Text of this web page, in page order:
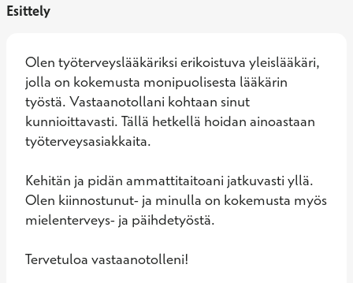
Esittely
Olen työterveyslääkäriksi erikoistuva yleislääkäri,
jolla on kokemusta monipuolisesta lääkärin
työstä. Vastaanotollani kohtaan sinut
kunnioittavasti. Tällä hetkellä hoidan ainoastaan
työterveysasiakkaita.
Kehitän ja pidän ammattitaitoani jatkuvasti yllä.
Olen kiinnostunut- ja minulla on kokemusta myös
mielenterveys- ja päihdetyöstä.
Tervetuloa vastaanotolleni!